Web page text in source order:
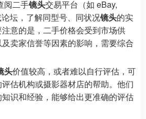
阅二手镜头交易平台（如 eBay,
坛，了解同型号、同状况镜头的实
意的是，二手价格会受到市场供
卖家信誉等因素的影响，需要综合
头价值较高，或者难以自行评估，可
估机构或摄影器材店的帮助。他们
识和经验，能够给出更准确的评估